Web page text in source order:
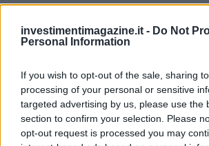
investimentimagazine.it - Do Not
Personal Information
If you wish to opt-out of the sale, sharing
processing of your personal or sensitive
targeted advertising by us, please use the
section to confirm your selection. Please
opt-out request is processed you may
Continua a leggere